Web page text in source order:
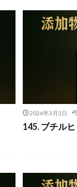
2026年3月3日
145. ブチル